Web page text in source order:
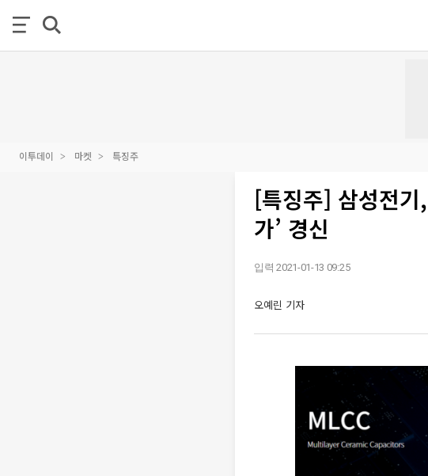
이투데이 마켓 특징주
[특징주] 삼성전
가’ 경신
입력 2021-01-13 09:25
오예린 기자